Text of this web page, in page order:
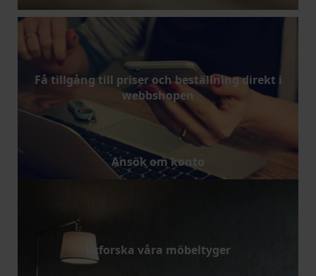
Få tillgång till priser och beställning direkt i
webbshopen
Ansök om konto
Utforska våra möbeltyger